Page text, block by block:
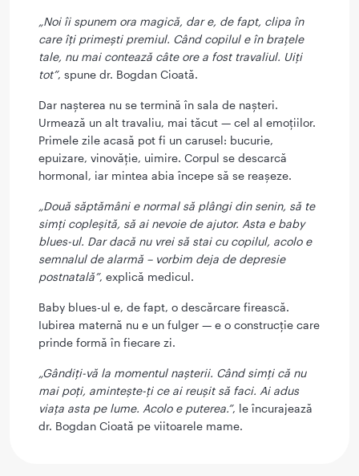
„Noi îi spunem ora magică, dar e, de fapt, clipa în
care îți primești premiul. Când copilul e în brațele
tale, nu mai contează câte ore a fost travaliul. Uiți
tot”, spune dr. Bogdan Cioată.
Dar nașterea nu se termină în sala de nașteri.
Urmează un alt travaliu, mai tăcut — cel al emoțiilor.
Primele zile acasă pot fi un carusel: bucurie,
epuizare, vinovăție, uimire. Corpul se descarcă
hormonal, iar mintea abia începe să se reașeze.
„Două săptămâni e normal să plângi din senin, să te
simți copleșită, să ai nevoie de ajutor. Asta e baby
blues-ul. Dar dacă nu vrei să stai cu copilul, acolo e
semnalul de alarmă – vorbim deja de depresie
postnatală”, explică medicul.
Baby blues-ul e, de fapt, o descărcare firească.
Iubirea maternă nu e un fulger — e o construcție care
prinde formă în fiecare zi.
„Gândiți-vă la momentul nașterii. Când simți că nu
mai poți, amintește-ți ce ai reușit să faci. Ai adus
viața asta pe lume. Acolo e puterea.”, le încurajează
dr. Bogdan Cioată pe viitoarele mame.